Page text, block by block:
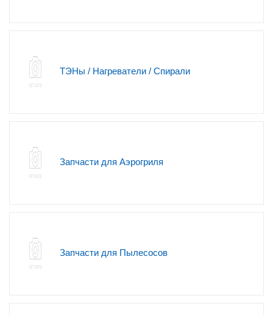
ТЭНы / Нагреватели / Спирали
Запчасти для Аэрогриля
Запчасти для Пылесосов